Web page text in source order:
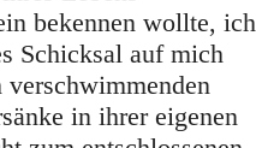
bekennen wollte, ich
Schicksal auf mich
in ihrer eigenen